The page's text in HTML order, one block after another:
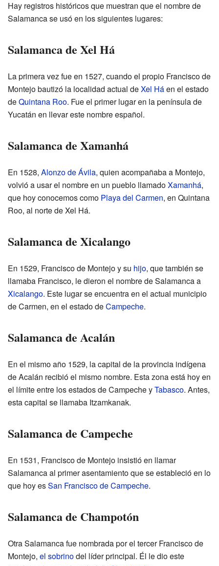
Hay registros históricos que muestran que el nombre de
Salamanca se usó en los siguientes lugares:
Salamanca de Xel Há
La primera vez fue en 1527, cuando el propio Francisco de
Montejo bautizó la localidad actual deXel Háen el estado
deQuintana Roo. Fue el primer lugar en la península de
Yucatán en llevar este nombre español.
Salamanca de Xamanhá
En 1528, Alonzo de Ávila, quien acompañaba a Montejo,
volvió a usar el nombre en un pueblo llamadoXamanhá,
que hoy conocemos como Playa del Carmen, en Quintana
Roo, al norte de Xel Há.
Salamanca de Xicalango
En 1529, Francisco de Montejo y su hijo, que también se
llamaba Francisco, le dieron el nombre de Salamanca a
Xicalango. Este lugar se encuentra en el actual municipio
de Carmen, en el estado deCampeche.
Salamanca de Acalán
En el mismo año 1529, la capital de la provincia indígena
de Acalán recibió el mismo nombre. Esta zona está hoy en
el límite entre los estados de Campeche yTabasco. Antes,
esta capital se llamaba Itzamkanak.
Salamanca de Campeche
En 1531, Francisco de Montejo insistió en llamar
Salamanca al primer asentamiento que se estableció en lo
que hoy esSan Francisco de Campeche.
Salamanca de Champotón
Otra Salamanca fue nombrada por el tercer Francisco de
Montejo, el sobrinodel líder principal. Él le dio este